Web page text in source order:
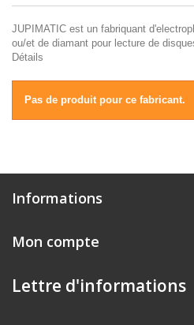
JUPIMATIC est un fabriquant
ou/et de diamant pour lecture de
Détails
Pas de produit pour ce fabricant.
Informations
Mon compte
Lettre d'informations